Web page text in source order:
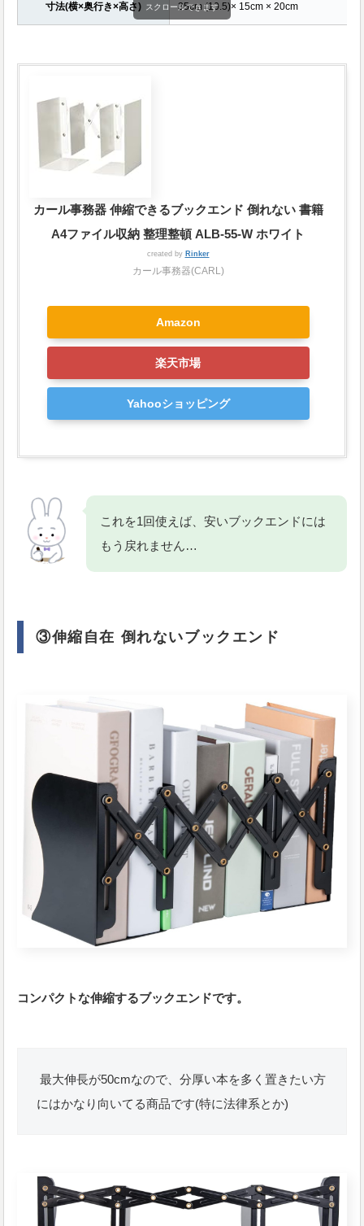
寸法(横×奥行き×高さ) 35cm (10.5)× 15cm × 20cm
スクロールできます
カール事務器 伸縮できるブックエンド 倒れない 書籍
A4ファイル収納 整理整頓 ALB-55-W ホワイト
created by Rinker
カール事務器(CARL)
Amazon
楽天市場
Yahooショッピング
これを1回使えば、安いブックエンドには
もう戻れません…
③伸縮自在 倒れないブックエンド
コンパクトな伸縮するブックエンドです。
最大伸長が50cmなので、分厚い本を多く置きたい方
にはかなり向いてる商品です(特に法律系とか)